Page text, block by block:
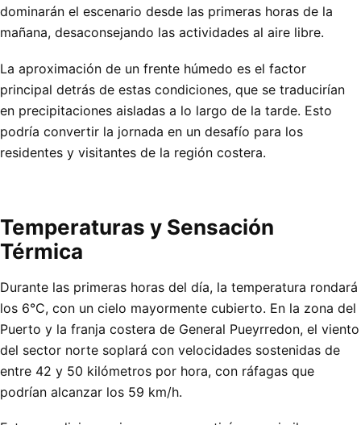
dominarán el escenario desde las primeras horas de la
mañana, desaconsejando las actividades al aire libre.
La aproximación de un frente húmedo es el factor
principal detrás de estas condiciones, que se traducirían
en precipitaciones aisladas a lo largo de la tarde. Esto
podría convertir la jornada en un desafío para los
residentes y visitantes de la región costera.
Temperaturas y Sensación
Térmica
Durante las primeras horas del día, la temperatura rondará
los 6°C, con un cielo mayormente cubierto. En la zona del
Puerto y la franja costera de General Pueyrredon, el viento
del sector norte soplará con velocidades sostenidas de
entre 42 y 50 kilómetros por hora, con ráfagas que
podrían alcanzar los 59 km/h.